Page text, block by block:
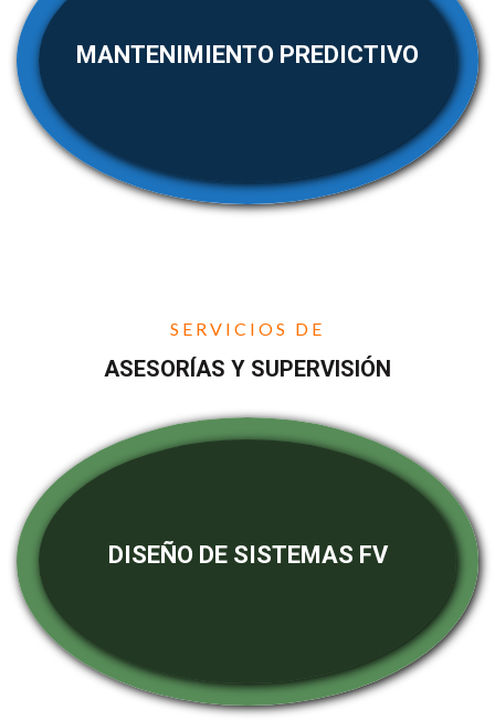
MANTENIMIENTO PREDICTIVO
SERVICIOS DE
ASESORÍAS Y SUPERVISIÓN
DISEÑO DE SISTEMAS FV